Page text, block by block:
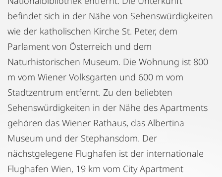
befindet sich in der Nähe von Sehenswürdigkeiten
wie der katholischen Kirche St. Peter, dem
Parlament von Österreich und dem
Naturhistorischen Museum. Die Wohnung ist 800
m vom Wiener Volksgarten und 600 m vom
Stadtzentrum entfernt. Zu den beliebten
Sehenswürdigkeiten in der Nähe des Apartments
gehören das Wiener Rathaus, das Albertina
Museum und der Stephansdom. Der
nächstgelegene Flughafen ist der internationale
Flughafen Wien, 19 km vom City Apartment